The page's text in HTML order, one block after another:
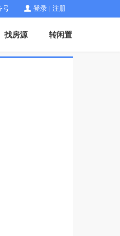
号 登录 注册
找房源 转闲置